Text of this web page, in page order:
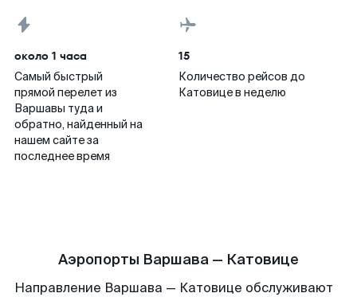
около 1 часа
Самый быстрый
прямой перелет из
Варшавы туда и
обратно, найденный на
нашем сайте за
последнее время
15
Количество рейсов до
Катовице в неделю
Аэропорты Варшава — Катовице
Направление Варшава — Катовице обслуживают